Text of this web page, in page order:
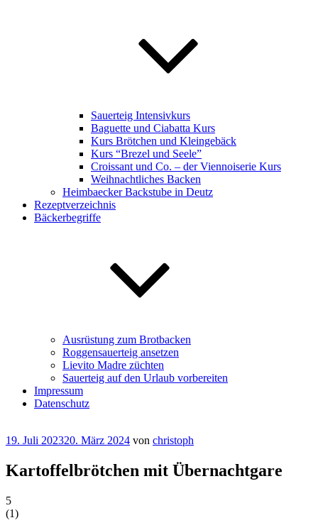
Sauerteig Intensivkurs
Baguette und Ciabatta Kurs
Kurs Brötchen und Kleingebäck
Kurs “Brezel und Seele”
Croissant und Co. – der Viennoiserie Kurs
Weihnachtliches Backen
Heimbaecker Backstube in Deutz
Rezeptverzeichnis
Bäckerbegriffe
Ausrüstung zum Brotbacken
Roggensauerteig ansetzen
Lievito Madre züchten
Sauerteig auf den Urlaub vorbereiten
Impressum
Datenschutz
Veröffentlicht
19. Juli 202320. März 2024 von christoph
Kartoffelbrötchen mit Übernachtgare
5
(1)